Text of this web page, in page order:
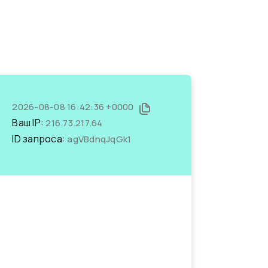
2026-08-08 16:42:36 +0000
Ваш IP:216.73.217.64
ID запроса:agVBdnqJqGk1